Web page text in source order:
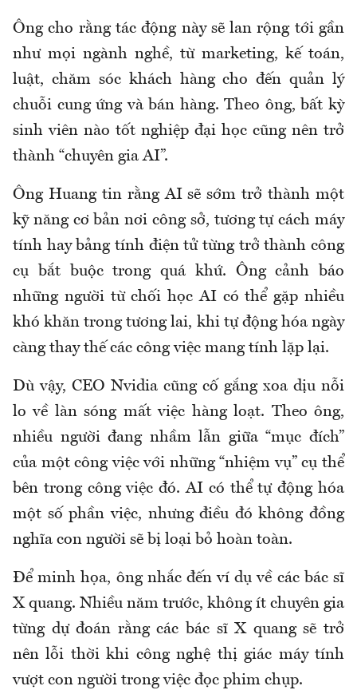
Ông cho rằng tác động này sẽ lan rộng tới gần
như mọi ngành nghề, từ marketing, kế toán,
luật, chăm sóc khách hàng cho đến quản lý
chuỗi cung ứng và bán hàng. Theo ông, bất kỳ
sinh viên nào tốt nghiệp đại học cũng nên trở
thành “chuyên gia AI”.
Ông Huang tin rằng AI sẽ sớm trở thành một
kỹ năng cơ bản nơi công sở, tương tự cách máy
tính hay bảng tính điện tử từng trở thành công
cụ bắt buộc trong quá khứ. Ông cảnh báo
những người từ chối học AI có thể gặp nhiều
khó khăn trong tương lai, khi tự động hóa ngày
càng thay thế các công việc mang tính lặp lại.
Dù vậy, CEO Nvidia cũng cố gắng xoa dịu nỗi
lo về làn sóng mất việc hàng loạt. Theo ông,
nhiều người đang nhầm lẫn giữa “mục đích”
của một công việc với những “nhiệm vụ” cụ thể
bên trong công việc đó. AI có thể tự động hóa
một số phần việc, nhưng điều đó không đồng
nghĩa con người sẽ bị loại bỏ hoàn toàn.
Để minh họa, ông nhắc đến ví dụ về các bác sĩ
X quang. Nhiều năm trước, không ít chuyên gia
từng dự đoán rằng các bác sĩ X quang sẽ trở
nên lỗi thời khi công nghệ thị giác máy tính
vượt con người trong việc đọc phim chụp.